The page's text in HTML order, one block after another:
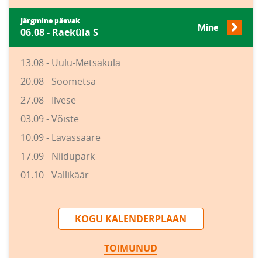
Järgmine päevak
06.08 - Raeküla S Mine
13.08 - Uulu-Metsaküla
20.08 - Soometsa
27.08 - Ilvese
03.09 - Võiste
10.09 - Lavassaare
17.09 - Niidupark
01.10 - Vallikäär
KOGU KALENDERPLAAN
TOIMUNUD